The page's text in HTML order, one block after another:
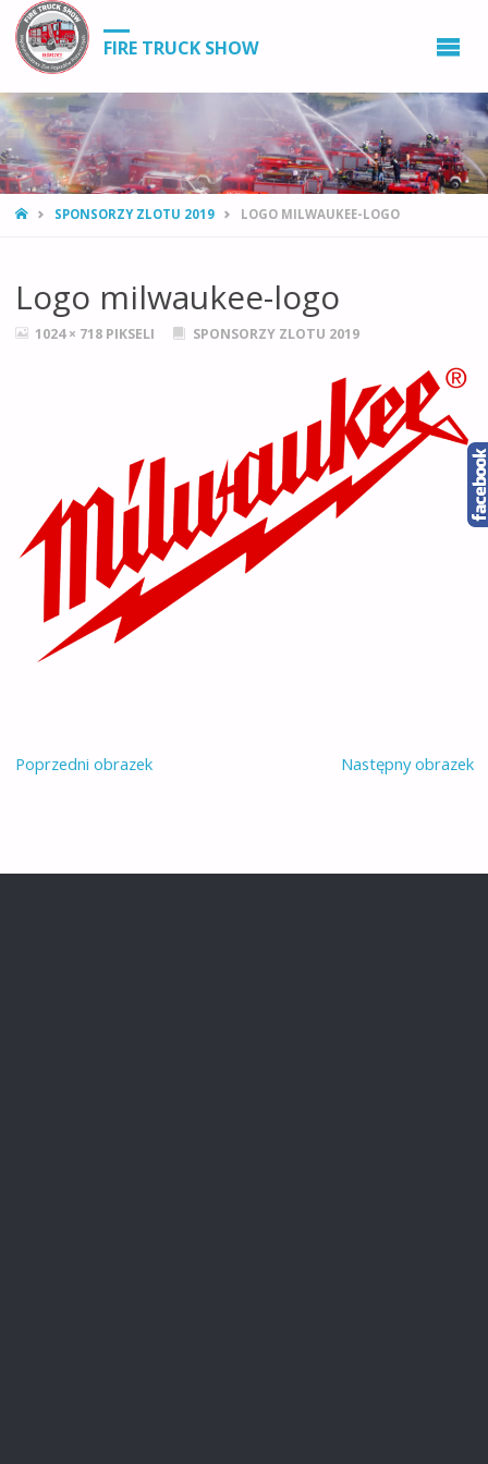
FIRE TRUCK SHOW
STRONA
SPONSORZY ZLOTU 2019 LOGO MILWAUKEE-LOGO
Logo milwaukee-logo
PEŁNY1024 × 718 PIKSELI SPONSORZY ZLOTU 2019
Poprzedni obrazek Następny obrazek